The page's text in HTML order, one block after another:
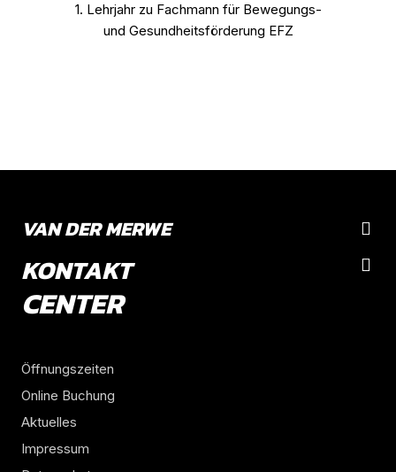
1. Lehrjahr zu Fachmann für Bewegungs-
und Gesundheitsförderung EFZ
VAN DER MERWE
KONTAKT
CENTER
Öffnungszeiten
Online Buchung
Aktuelles
Impressum